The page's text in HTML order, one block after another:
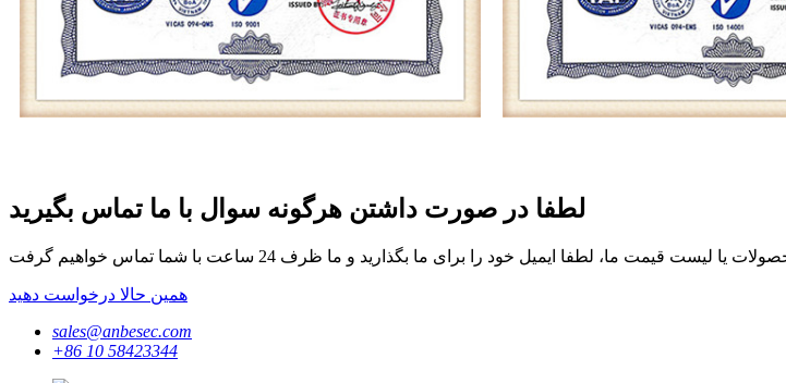
لطفا در صورت داشتن هرگونه سوال با ما تماس بگیرید
همین حالا درخواست دهید
sales@anbesec.com
‎+86 10 58423344‎